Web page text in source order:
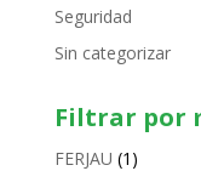
Seguridad
Sin categorizar
Filtrar por
FERJAU (1)